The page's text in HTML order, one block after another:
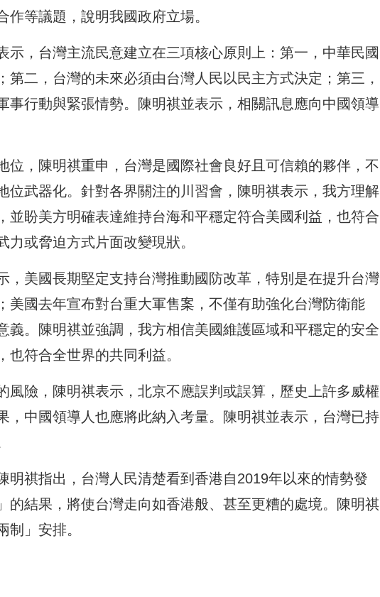
等議題，說明我國政府立場。
示，台灣主流民意建立在三項核心原則上：第一，中華民國
第二，台灣的未來必須由台灣人民以民主方式決定；第三，
事行動與緊張情勢。陳明祺並表示，相關訊息應向中國領導
位，陳明祺重申，台灣是國際社會良好且可信賴的夥伴，不
位武器化。針對各界關注的川習會，陳明祺表示，我方理解
並盼美方明確表達維持台海和平穩定符合美國利益，也符合
或脅迫方式片面改變現狀。
，美國長期堅定支持台灣推動國防改革，特別是在提升台灣
美國去年宣布對台重大軍售案，不僅有助強化台灣防衛能
義。陳明祺並強調，我方相信美國維護區域和平穩定的安全
符合全世界的共同利益。
風險，陳明祺表示，北京不應誤判或誤算，歷史上許多威權
，中國領導人也應將此納入考量。陳明祺並表示，台灣已持
明祺指出，台灣人民清楚看到香港自2019年以來的情勢發
的結果，將使台灣走向如香港般、甚至更糟的處境。陳明祺
」安排。